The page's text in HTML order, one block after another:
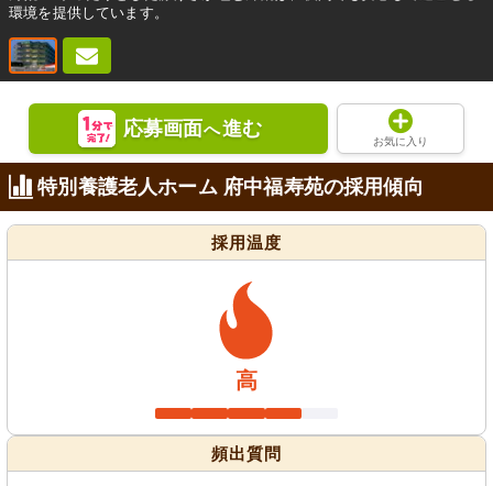
環境を提供しています。
応募画面へ進む
お気に入り
特別養護老人ホーム 府中福寿苑の採用傾向
採用温度
高
頻出質問